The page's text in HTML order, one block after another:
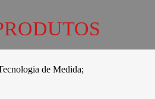
de Medida;